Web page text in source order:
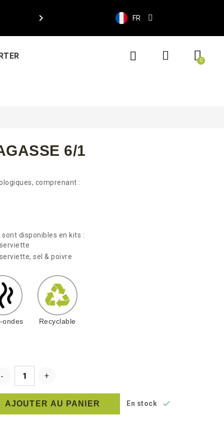
 FR
6/1
comprenant :
sont disponibles en kits :
sel & poivre
ondes Recyclable
AJOUTER AU PANIER En stock 